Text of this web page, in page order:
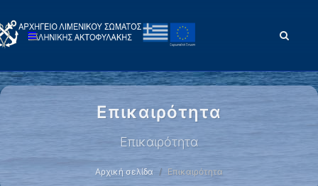
Επικαιρότητα
Επικαιρότητα
Αρχική σελίδα Επικαιρότητα